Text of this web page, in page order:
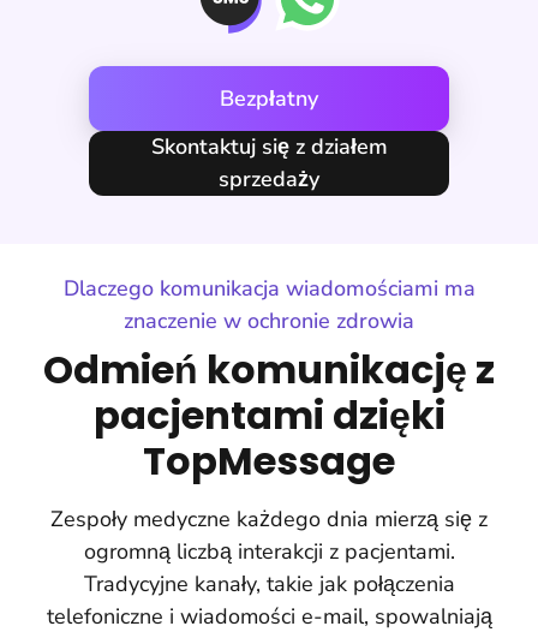
Bezpłatny
Skontaktuj się z działem
sprzedaży
Dlaczego komunikacja wiadomościami ma
znaczenie w ochronie zdrowia
Odmień komunikację z
pacjentami dzięki
TopMessage
Zespoły medyczne każdego dnia mierzą się z
ogromną liczbą interakcji z pacjentami.
Tradycyjne kanały, takie jak połączenia
telefoniczne i wiadomości e-mail, spowalniają